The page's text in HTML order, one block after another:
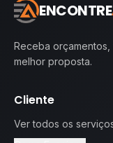
ENCONTRE
Receba
melhor proposta.
Cliente
Ver todos os